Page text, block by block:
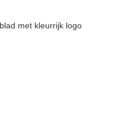
met kleurrijk logo